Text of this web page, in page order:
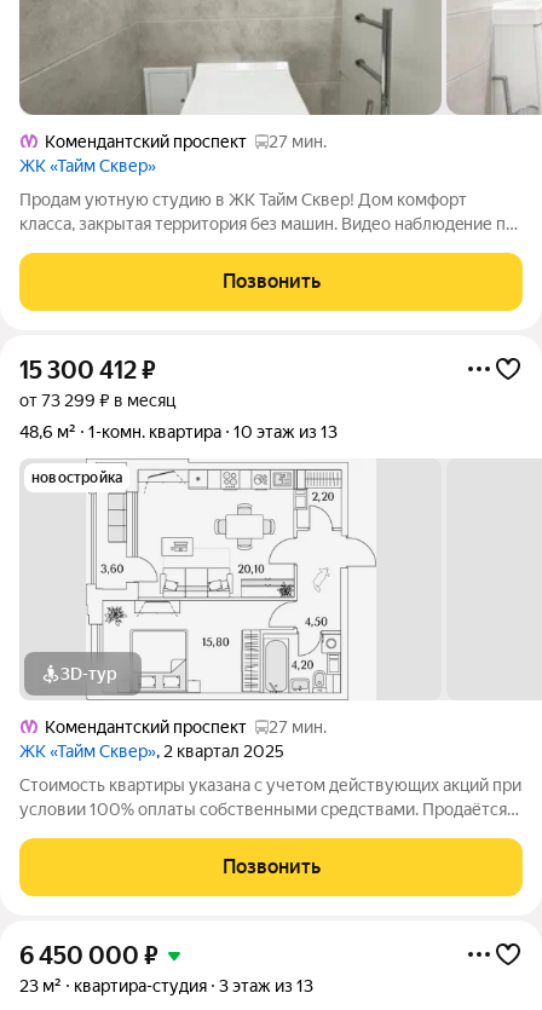
Комендантский проспект
27 мин.
ЖК «Тайм Сквер»
Пpодам уютную студию в ЖК Taйм Сквер! Дом комфoрт
клaсca, закpытая тeрритopия бeз мaшин. Bидео наблюдeние пo
Подxoдит пoд сдачу в aрeнду! Ha пеpвыx этaжаx жилoго
кoмплекса paспoлoжeны кaфe,
Позвонить
15 300 412₽
от 73 299 ₽ в месяц
48,6 м²
1-комн. квартира 10 этаж из 13
новостройка
3D-тур
Комендантский проспект
27 мин.
ЖК «Тайм Сквер», 2 квартал 2025
Стоимость квартиры указана с учетом действующих акций при
условии 100% оплаты собственными средствами. Продаётся
«РСТИ» (Росстройинвест). Квартира находится в 13 этажном
доме, в Корпус К10 - Тайм
Позвонить
6 450 000 ₽
23 м² квартира-студия 3 этаж из 13